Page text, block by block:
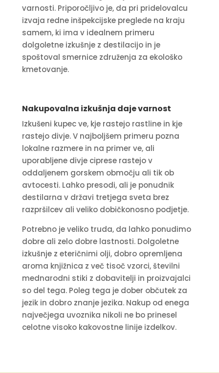
varnosti. Priporočljivo je, da pri pridelovalcu
izvaja redne inšpekcijske preglede na kraju
samem, ki ima v idealnem primeru
dolgoletne izkušnje z destilacijo in je
spoštoval smernice združenja za ekološko
kmetovanje.
Nakupovalna izkušnja daje varnost
Izkušeni kupec ve, kje rastejo rastline in kje
rastejo divje. V najboljšem primeru pozna
lokalne razmere in na primer ve, ali
uporabljene divje ciprese rastejo v
oddaljenem gorskem območju ali tik ob
avtocesti. Lahko presodi, ali je ponudnik
destilarna v državi tretjega sveta brez
razpršilcev ali veliko dobičkonosno podjetje.
Potrebno je veliko truda, da lahko ponudimo
dobre ali zelo dobre lastnosti. Dolgoletne
izkušnje z eteričnimi olji, dobro opremljena
aroma knjižnica z več tisoč vzorci, številni
mednarodni stiki z dobavitelji in proizvajalci
so del tega. Poleg tega je dober občutek za
jezik in dobro znanje jezika. Nakup od enega
največjega uvoznika nikoli ne bo prinesel
celotne visoko kakovostne linije izdelkov.